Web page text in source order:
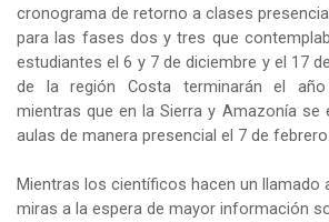
cronograma de retorno a clases
para las fases dos y tres que
estudiantes el 6 y 7 de diciembre y el 17
de la región Costa terminarán el
mientras que en la Sierra y Amazonía se
aulas de manera presencial el 7 de febrero.
Mientras los científicos hacen un llamado
miras a la espera de mayor información